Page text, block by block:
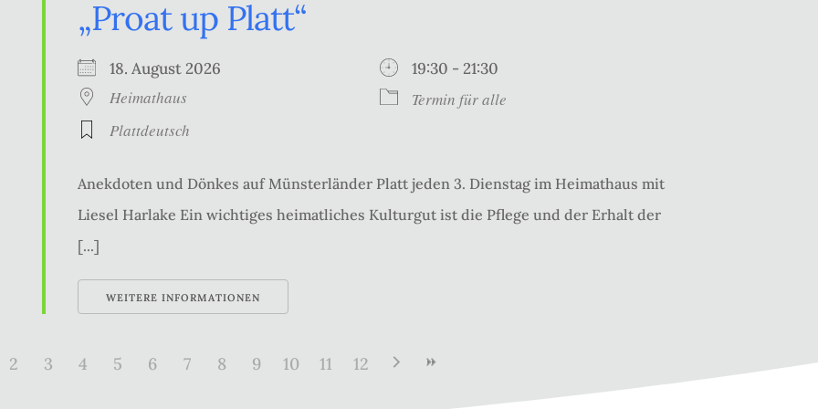
„Proat up Platt“
18. August 2026 19:30 - 21:30
Heimathaus
Termin für alle
Plattdeutsch
Anekdoten und Dönkes auf Münsterländer Platt jeden 3. Dienstag im Heimathaus mit
Liesel Harlake Ein wichtiges heimatliches Kulturgut ist die Pflege und der Erhalt der
[...]
WEITERE INFORMATIONEN
2 3 4 5 6 7 8 9 10 11 12